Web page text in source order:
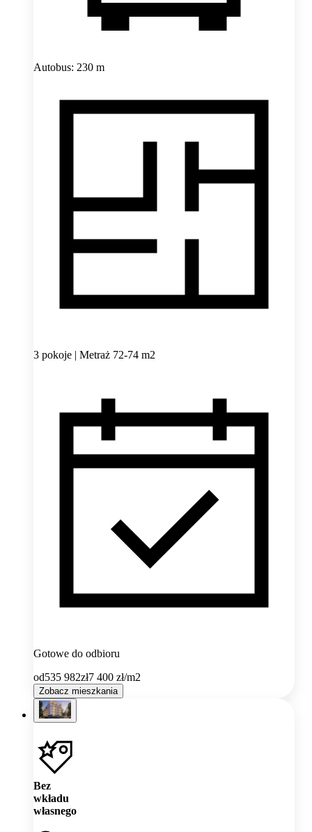
Autobus: 230 m
3 pokoje | Metraż 72-74 m2
Gotowe do odbioru
od535 982zł7 400 zł/m2
Zobacz mieszkania
Bez
wkładu
własnego